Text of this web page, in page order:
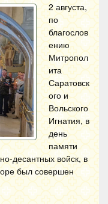
2 августа,
по
благослов
ению
Митропол
ита
Саратовск
ого и
Вольского
Игнатия, в
день
памяти
десантных войск, в
был совершен